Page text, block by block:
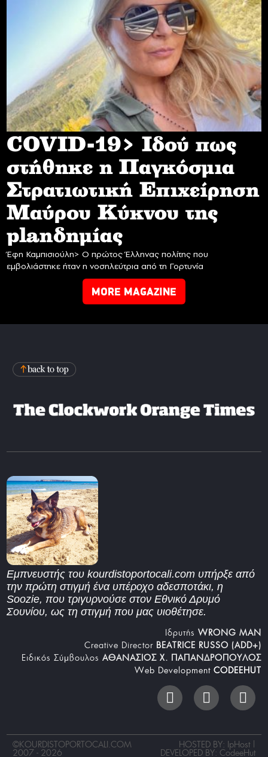
COVID-19> Iδού πως
στήθηκε η Παγκόσμια
Στρατιωτική Επιχείρηση
Mαύρου Κύκνου της
planδημίας
Έφη Καμπισιούλη> Ο πρώτος Έλληνας πολίτης που
εμβολιάστηκε ήταν η νοσηλεύτρια από τη Γορτυνία
MORE MAGAZINE
Εμπνευστής του kourdistoportocali.com υπήρξε από
την πρώτη στιγμή ένα υπέροχο αδεσποτάκι, η
Soozie, που τριγυρνούσε στον Εθνικό Δρυμό
Σουνίου, ως τη στιγμή που μας υιοθέτησε.
Iδρυτής WRONG MAN
Creative Director BEATRICE RUSSO (ADD+)
Ειδικός Σύμβουλος ΑΘΑΝΑΣΙΟΣ Χ. ΠΑΠΑΝΔΡΟΠΟΥΛΟΣ
Web Development CODEEHUT
©KOURDISTOPORTOCALI.COM
2007 - 2026
HOSTED BY: IpHost |
DEVELOPED BY: CodeeHut